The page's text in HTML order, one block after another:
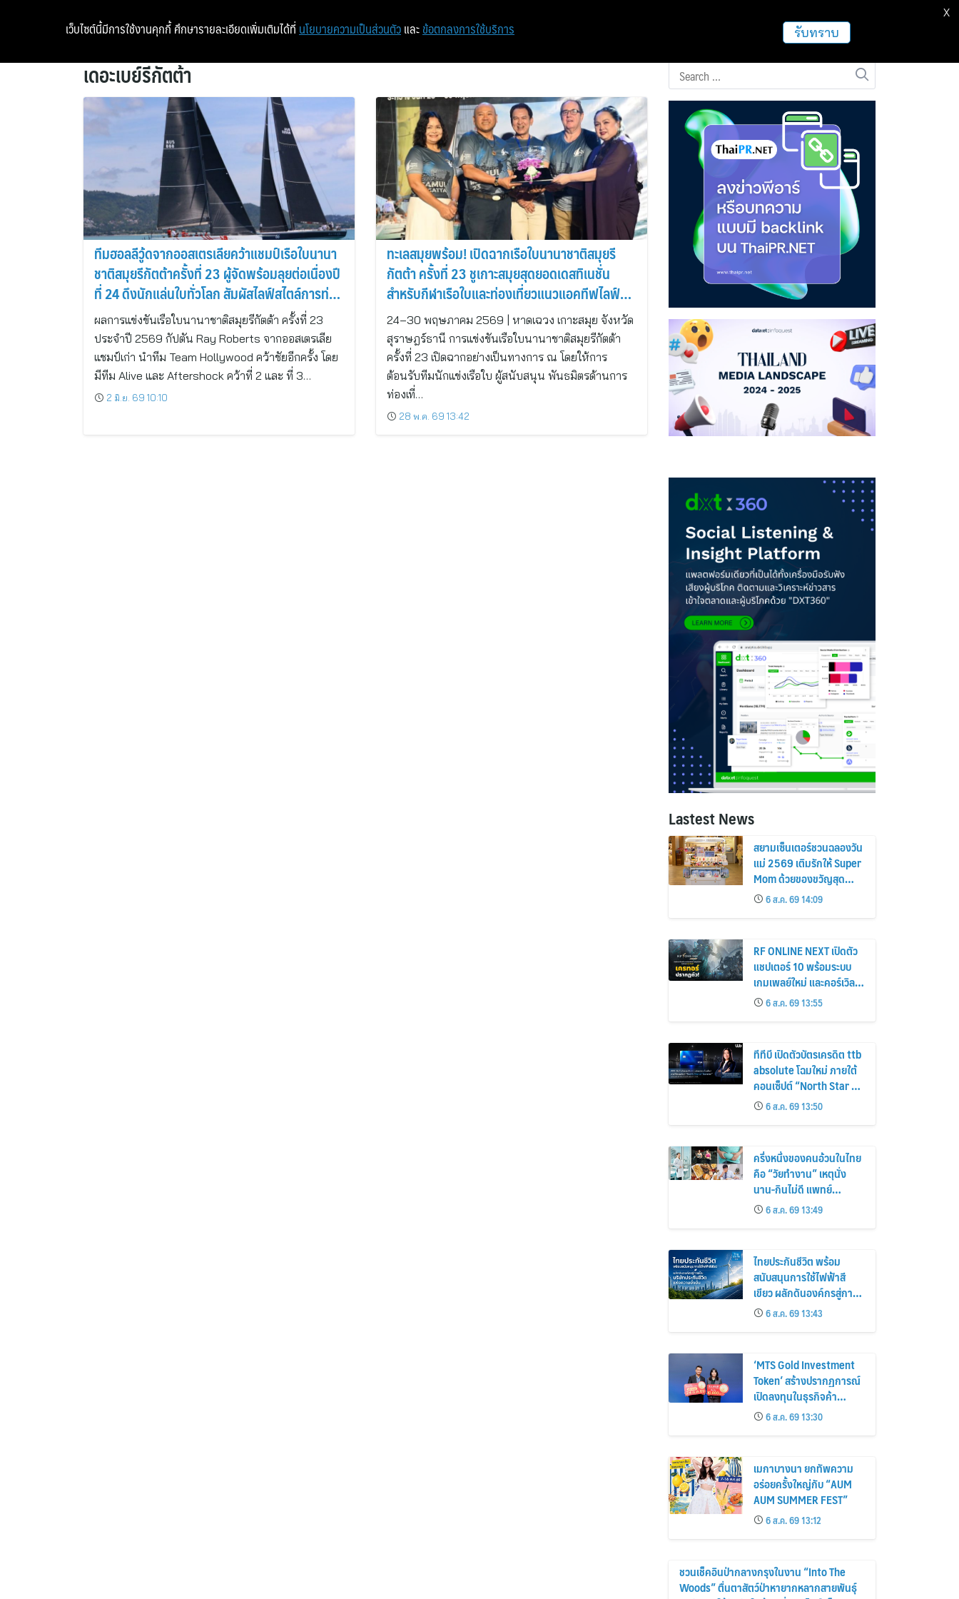
หน้าแรก ท่องเที่ยว ฝากข่าวประชาสัมพันธ์
เดอะเบย์รีกัตต้า
ทีมฮอลลีวู้ดจากออสเตรเลียคว้าแชมป์เรือใบนานา
ชาติสมุยรีกัตต้าครั้งที่ 23 ผู้จัดพร้อมลุยต่อเนื่องปี
ที่ 24 ดึงนักแล่นใบทั่วโลก สัมผัสไลฟ์สไตล์การท่อง
เที่ยวเชิงกีฬาระดับพรีเมี่ยมของเกาะสมุย
ผลการแข่งขันเรือใบนานาชาติสมุยรีกัตต้า ครั้งที่ 23
ประจำปี 2569 กัปตัน Ray Roberts จากออสเตรเลีย
แชมป์เก่า นำทีม Team Hollywood คว้าชัยอีกครั้ง โดย
มีทีม Alive และ Aftershock คว้าที่ 2 และ ที่ 3…
2 มิ.ย. 69 10:10
ทะเลสมุยพร้อม! เปิดฉากเรือใบนานาชาติสมุยรี
กัตต้า ครั้งที่ 23 ชูเกาะสมุยสุดยอดเดสทิเนชั่น
สำหรับกีฬาเรือใบและท่องเที่ยวแนวแอคทีฟไลฟ์
สไตล์
24–30 พฤษภาคม 2569 | หาดเฉวง เกาะสมุย จังหวัด
สุราษฎร์ธานี การแข่งขันเรือใบนานาชาติสมุยรีกัตต้า
ครั้งที่ 23 เปิดฉากอย่างเป็นทางการ ณ โดยให้การ
ต้อนรับทีมนักแข่งเรือใบ ผู้สนับสนุน พันธมิตรด้านการ
ท่องเที่…
28 พ.ค. 69 13:42
Lastest News
สยามเซ็นเตอร์ชวนฉลองวัน
แม่ 2569 เติมรักให้ Super
Mom ด้วยของขวัญสุด
พิเศษจากแบรนด์ดัง พร้อม
จิบเมนูแห่งความละมุน
6 ส.ค. 69 14:09
RF ONLINE NEXT เปิดตัว
แชปเตอร์ 10 พร้อมระบบ
เกมเพลย์ใหม่ และคอร์เวิลด์
เร็ว ๆ นี้
6 ส.ค. 69 13:55
ทีทีบี เปิดตัวบัตรเครดิต ttb
absolute โฉมใหม่ ภายใต้
คอนเซ็ปต์ “North Star of
Traveler” พร้อมเพิ่ม
เอกสิทธิ์ใหม่ที่คุ้มค่ากว่า
เดิม
6 ส.ค. 69 13:50
ครึ่งหนึ่งของคนอ้วนในไทย
คือ “วัยทำงาน” เหตุนั่ง
นาน-กินไม่ดี แพทย์
รพ.วิมุต พหลโยธิน เตือน
“อย่าดูแค่เลขบนตาชั่ง”
แนะปรับพฤติกรรมระยะยาว
6 ส.ค. 69 13:49
ไทยประกันชีวิต พร้อม
สนับสนุนการใช้ไฟฟ้าสี
เขียว ผลักดันองค์กรสู่การ
เป็นบริษัทประกันชีวิตแห่ง
ความยั่งยืน
6 ส.ค. 69 13:43
‘MTS Gold Investment
Token’ สร้างปรากฏการณ์
เปิดลงทุนในธุรกิจค้า
ทองคำ กับ แม่ทองทองสุก
เซ็นทรัล รับผลตอบแทน
คงที่ 3% ต่อปี
6 ส.ค. 69 13:30
เมกาบางนา ยกทัพความ
อร่อยครั้งใหญ่กับ “AUM
AUM SUMMER FEST”
6 ส.ค. 69 13:12
ชวนเช็คอินป่ากลางกรุงในงาน “Into The
Woods” ตื่นตาสัตว์ป่าหายากหลากสายพันธุ์
เว็บไซต์นี้มีการใช้งานคุกกี้ ศึกษารายละเอียดเพิ่มเติมได้ที่ นโยบายความเป็นส่วนตัว และ ข้อตกลงการใช้บริการ รับทราบ
X